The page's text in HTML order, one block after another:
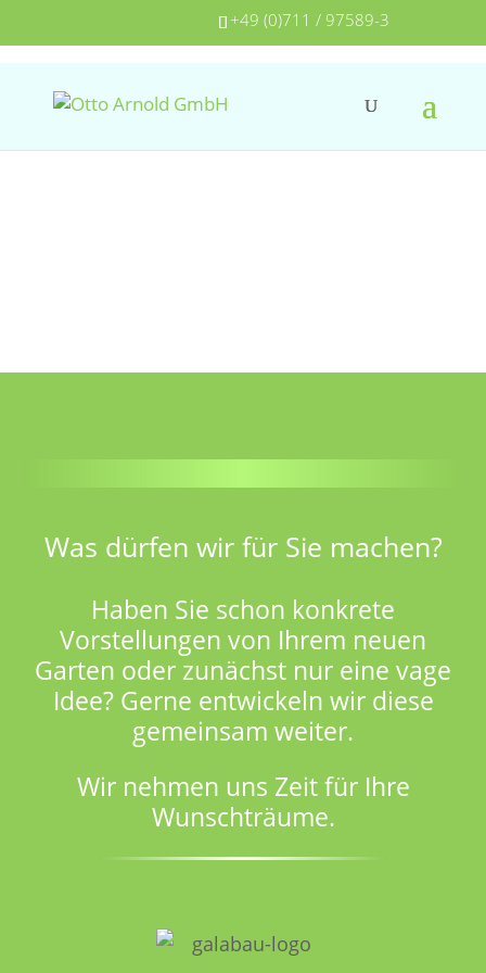
+49 (0)711 / 97589-3
Was dürfen wir für Sie machen?
Haben Sie schon konkrete
Vorstellungen von Ihrem neuen
Garten oder zunächst nur eine vage
Idee? Gerne entwickeln wir diese
gemeinsam weiter.
Wir nehmen uns Zeit für Ihre
Wunschträume.